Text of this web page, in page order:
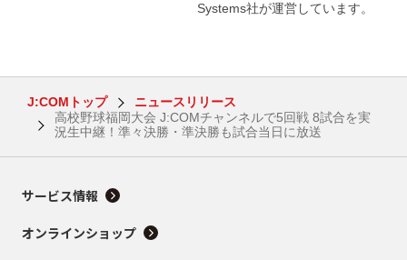
Systems社が運営しています。
J:COMトップ
ニュースリリース
高校野球福岡大会 J:COMチャンネルで5回戦 8試合を実
況生中継！準々決勝・準決勝も試合当日に放送
サービス情報
オンラインショップ